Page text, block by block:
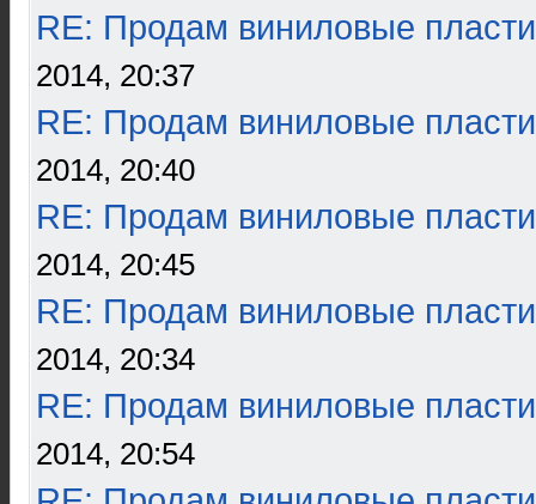
RE: Продам виниловые
2014, 20:37
RE: Продам виниловые
2014, 20:40
RE: Продам виниловые
2014, 20:45
RE: Продам виниловые
2014, 20:34
RE: Продам виниловые
2014, 20:54